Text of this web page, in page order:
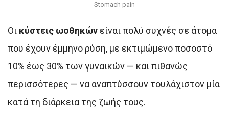
Stomach pain
Οι κύστεις ωοθηκών είναι πολύ συχνές σε άτομα
που έχουν έμμηνο ρύση, με εκτιμώμενο ποσοστό
10% έως 30% των γυναικών — και πιθανώς
περισσότερες — να αναπτύσσουν τουλάχιστον μία
κατά τη διάρκεια της ζωής τους.